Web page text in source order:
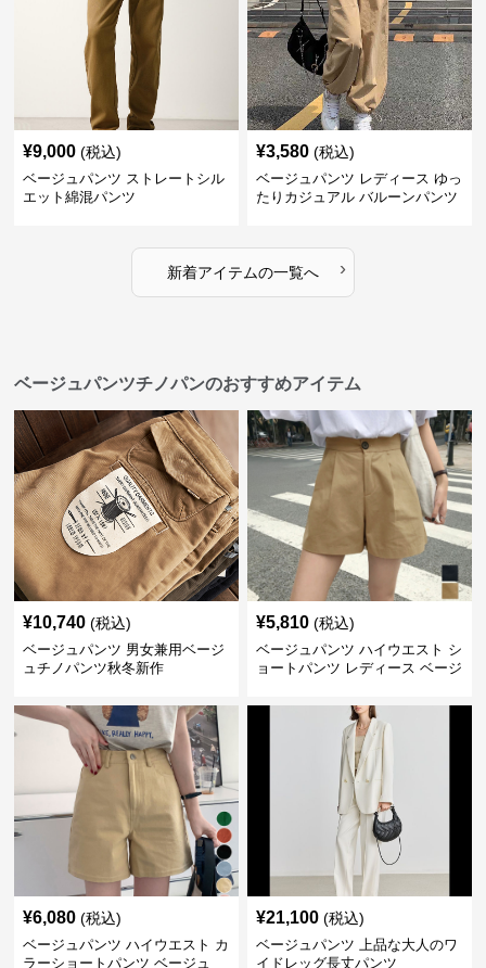
¥9,000 (税込)
ベージュパンツ ストレートシル
エット綿混パンツ
¥3,580 (税込)
ベージュパンツ レディース ゆっ
たりカジュアル バルーンパンツ
新着アイテムの一覧へ ›
ベージュパンツチノパンのおすすめアイテム
¥10,740 (税込)
ベージュパンツ 男女兼用ベージ
ュチノパンツ秋冬新作
¥5,810 (税込)
ベージュパンツ ハイウエスト シ
ョートパンツ レディース ベージ
¥6,080 (税込)
ベージュパンツ ハイウエスト カ
ラーショートパンツ ベージュ
¥21,100 (税込)
ベージュパンツ 上品な大人のワ
イドレッグ長丈パンツ